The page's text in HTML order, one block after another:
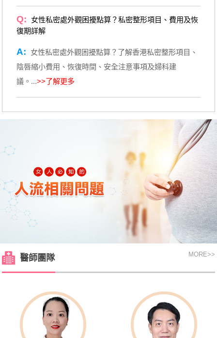
Q:
女性私密處外觀困擾點算？私密整形項目、費用及恢
復期詳解
A:
女性私密處外觀困擾點算？了解香港私密整形項目、
陰唇縮小費用、恢復時間、安全注意事項及婦科建
議。...>>了解更多
醫師團隊 MORE>>